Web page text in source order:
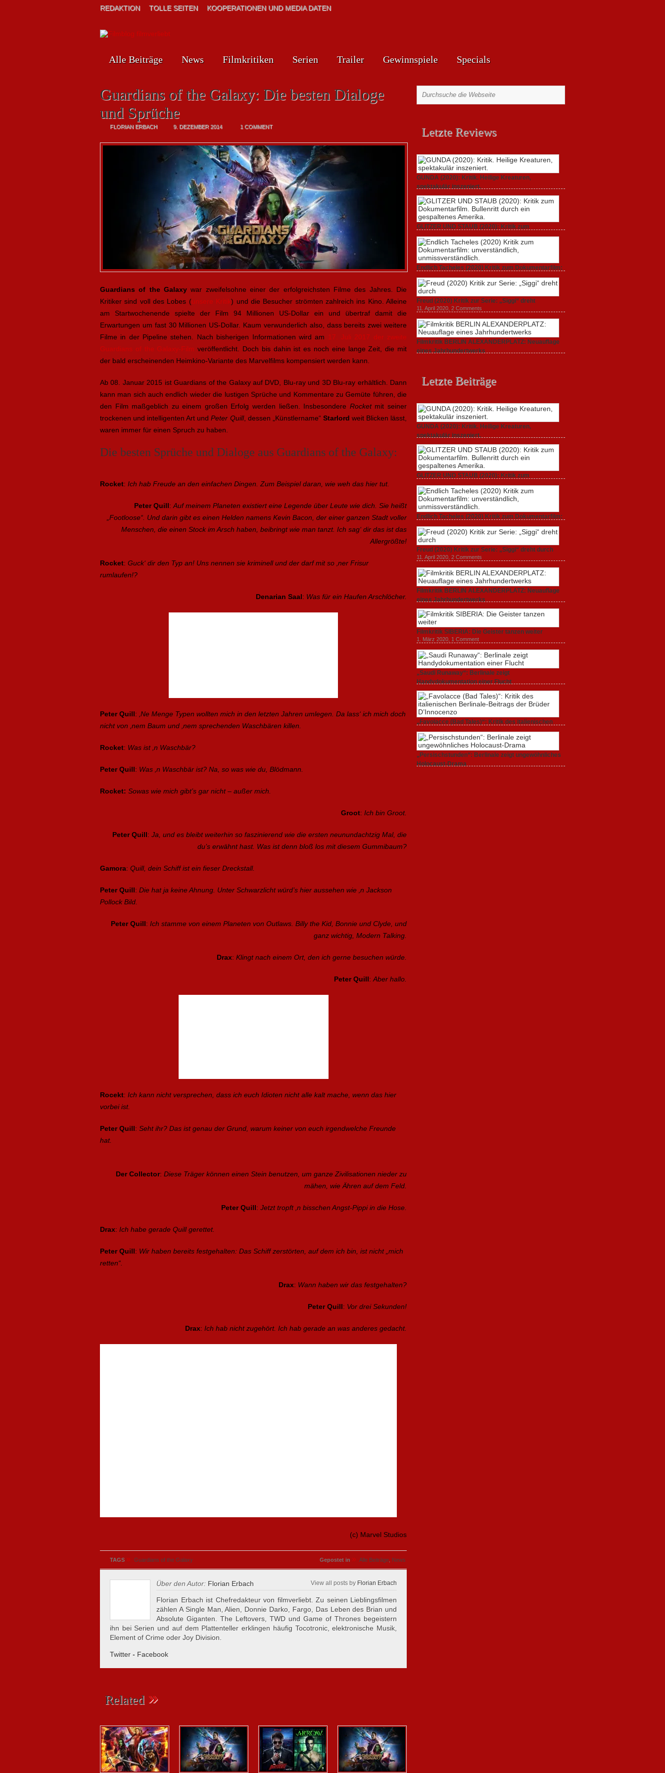
REDAKTION TOLLE SEITEN KOOPERATIONEN UND MEDIA DATEN
Alle Beiträge News Filmkritiken Serien Trailer Gewinnspiele Specials
Guardians of the Galaxy: Die besten Dialoge
und Sprüche
FLORIAN ERBACH 9. DEZEMBER 2014 1 COMMENT
Guardians of the Galaxy war zweifelsohne einer der erfolgreichsten Filme des Jahres. Die
Kritiker sind voll des Lobes (unsere Kritik) und die Besucher strömten zahlreich ins Kino. Alleine
am Startwochenende spielte der Film 94 Millionen US-Dollar ein und übertraf damit die
Erwartungen um fast 30 Millionen US-Dollar. Kaum verwunderlich also, dass bereits zwei weitere
Filme in der Pipeline stehen. Nach bisherigen Informationen wird am
17. Juli 2017 der zweite
Guardians of the Galaxy-Film veröffentlicht. Doch bis dahin ist es noch eine lange Zeit, die mit
der bald erscheinenden Heimkino-Variante des Marvelfilms kompensiert werden kann.
Ab 08. Januar 2015 ist Guardians of the Galaxy auf DVD, Blu-ray und 3D Blu-ray erhältlich. Dann
kann man sich auch endlich wieder die lustigen Sprüche und Kommentare zu Gemüte führen, die
den Film maßgeblich zu einem großen Erfolg werden ließen. Insbesondere Rocketmit seiner
trockenen und intelligenten Art undPeter Quill, dessen „Künstlername“ Starlord weit Blicken lässt,
waren immer für einen Spruch zu haben.
Die besten Sprüche und Dialoge aus Guardians of the Galaxy:
Rocket: Ich hab Freude an den einfachen Dingen. Zum Beispiel daran, wie weh das hier tut.
Peter Quill: Auf meinem Planeten existiert eine Legende über Leute wie dich. Sie heißt
„Footloose“. Und darin gibt es einen Helden namens Kevin Bacon, der einer ganzen Stadt voller
Menschen, die einen Stock im Arsch haben, beibringt wie man tanzt. Ich sag‘ dir das ist das
Allergrößte!
Rocket: Guck‘ dir den Typ an! Uns nennen sie kriminell und der darf mit so ‚ner Frisur
rumlaufen!?
Denarian Saal: Was für ein Haufen Arschlöcher.
Peter Quill: ‚Ne Menge Typen wollten mich in den letzten Jahren umlegen. Da lass‘ ich mich doch
nicht von ‚nem Baum und ‚nem sprechenden Waschbären killen.
Rocket: Was ist ‚n Waschbär?
Peter Quill: Was ‚n Waschbär ist? Na, so was wie du, Blödmann.
Rocket: Sowas wie mich gibt’s gar nicht – außer mich.
Groot: Ich bin Groot.
Peter Quill: Ja, und es bleibt weiterhin so faszinierend wie die ersten neunundachtzig Mal, die
du’s erwähnt hast. Was ist denn bloß los mit diesem Gummibaum?
Gamora: Quill, dein Schiff ist ein fieser Dreckstall.
Peter Quill: Die hat ja keine Ahnung. Unter Schwarzlicht würd’s hier aussehen wie ‚n Jackson
Pollock Bild.
Peter Quill: Ich stamme von einem Planeten von Outlaws. Billy the Kid, Bonnie und Clyde, und
ganz wichtig, Modern Talking.
Drax: Klingt nach einem Ort, den ich gerne besuchen würde.
Peter Quill: Aber hallo.
Rocekt: Ich kann nicht versprechen, dass ich euch Idioten nicht alle kalt mache, wenn das hier
vorbei ist.
Peter Quill: Seht ihr? Das ist genau der Grund, warum keiner von euch irgendwelche Freunde
hat.
Der Collector: Diese Träger können einen Stein benutzen, um ganze Zivilisationen nieder zu
mähen, wie Ähren auf dem Feld.
Peter Quill: Jetzt tropft ‚n bisschen Angst-Pippi in die Hose.
Drax: Ich habe gerade Quill gerettet.
Peter Quill: Wir haben bereits festgehalten: Das Schiff zerstörten, auf dem ich bin, ist nicht „mich
retten“.
Drax: Wann haben wir das festgehalten?
Peter Quill: Vor drei Sekunden!
Drax: Ich hab nicht zugehört. Ich hab gerade an was anderes gedacht.
(c) Marvel Studios
TAGS » Guardians of the Galaxy Gepostet in » Alle Beiträge News
Über den Autor: Florian Erbach View all posts by Florian Erbach
Florian Erbach ist Chefredakteur von filmverliebt. Zu seinen Lieblingsfilmen
zählen A Single Man, Alien, Donnie Darko, Fargo, Das Leben des Brian und
Absolute Giganten. The Leftovers, TWD und Game of Thrones begeistern
ihn bei Serien und auf dem Plattenteller erklingen häufig Tocotronic, elektronische Musik,
Element of Crime oder Joy Division.
Twitter - Facebook
Related »
Letzte Reviews
GUNDA (2020): Kritik. Heilige Kreaturen,
spektakulär inszeniert.
GLITZER UND STAUB (2020): Kritik zum
Dokumentarfilm.
3. Oktober 2020,2 Comments
Endlich Tacheles (2020) Kritik zum Dokumentarfilm:
unverständlich,
19. Mai 2020,0 Comments
Freud (2020) Kritik zur Serie: „Siggi“ dreht
11. April 2020, 2 Comments
Filmkritik BERLIN ALEXANDERPLATZ: Neuauflage
eines Jahrhundertwerks
Letzte Beiträge
GUNDA (2020): Kritik. Heilige Kreaturen,
spektakulär inszeniert.
GLITZER UND STAUB (2020): Kritik zum
Dokumentarfilm. Bullenritt durch ein gespaltenes
Amerika.
3. Oktober 2020,2 Comments
Endlich Tacheles (2020) Kritik zum Dokumentarfilm:
unverständlich, unmissverständlich.
19. Mai 2020,0 Comments
Freud (2020) Kritik zur Serie: „Siggi“ dreht durch
11. April 2020, 2 Comments
Filmkritik BERLIN ALEXANDERPLATZ: Neuauflage
eines Jahrhundertwerks
Filmkritik SIBERIA: Die Geister tanzen weiter
1. März 2020, 1 Comment
„Saudi Runaway“: Berlinale zeigt
Handydokumentation einer Flucht
„Favolacce (Bad Tales)“: Kritik des italienischen
Berlinale-Beitrags der Brüder D’Innocenzo
25. Februar 2020,2 Comments
„Persischstunden“: Berlinale zeigt ungewöhnliches
Holocaust-Drama